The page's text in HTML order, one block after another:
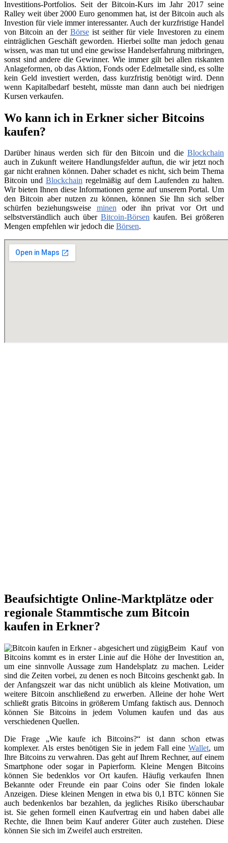
Investitions-Portfolios. Seit der Bitcoin-Kurs im Jahr 2017 seine
Ralley weit über 2000 Euro genommen hat, ist der Bitcoin auch als
Investion für viele immer interessanter. Auch der kurzfristige Handel
von Bitcoin an der Börseist seither für viele Investoren zu einem
einträglichen Geschäft geworden. Hierbei sollte man jedoch genau
wissen, was man tut und eine gewisse Handelserfahrung mitbringen,
sonst sind andere die Gewinner. Wie immer gilt bei allen riskanten
Anlageformen, ob das Aktion, Fonds oder Edelmetalle sind, es sollte
kein Geld investiert werden, dass kurzfristig benötigt wird. Denn
wenn Kapitalbedarf besteht, müsste man dann auch bei niedrigen
Kursen verkaufen.
Wo kann ich in Erkner sicher Bitcoins
kaufen?
Darüber hinaus werden sich für den Bitcoin und die Blockchain
auch in Zukunft weitere Handlungsfelder auftun, die wir jetzt noch
gar nicht erahnen können. Daher schadet es nicht, sich beim Thema
Bitcoin und Blockchain regelmäßig auf dem Laufenden zu halten.
Wir bieten Ihnen diese Informationen gerne auf unserem Portal. Um
den Bitcoin aber nutzen zu können, können Sie Ihn sich selber
schürfen beziehungsweise minenoder ihn privat vor Ort und
selbstverständlich auch über Bitcoin-Börsen kaufen. Bei größeren
Mengen empfehlen wir jedoch die Börsen.
Beaufsichtigte Online-Marktplätze oder
regionale Stammtische zum Bitcoin
kaufen in Erkner?
Beim Kauf von
Bitcoins kommt es in erster Linie auf die Höhe der Investition an,
um eine sinnvolle Aussage zum Handelsplatz zu machen. Leider
sind die Zeiten vorbei, zu denen es noch Bitcoins geschenkt gab. In
der Anfangszeit war das nicht unüblich als kleine Motivation, um
weitere Bitcoin anschließend zu erwerben. Alleine der hohe Wert
schließt gratis Bitcoins in größerem Umfang faktisch aus. Dennoch
können Sie Bitcoins in jedem Volumen kaufen und das aus
verschiedenen Quellen.
Die Frage „Wie kaufe ich Bitcoins?“ ist dann schon etwas
komplexer. Als erstes benötigen Sie in jedem Fall eine Wallet, um
Ihre Bitcoins zu verwahren. Das geht auf Ihrem Rechner, auf einem
Smartphone oder sogar in Papierform. Kleine Mengen Bitcoins
können Sie bedenklos vor Ort kaufen. Häufig verkaufen Ihnen
Bekannte oder Freunde ein paar Coins oder Sie finden lokale
Anzeigen. Diese kleinen Mengen in etwa bis 0,1 BTC können Sie
auch bedenkenlos bar bezahlen, da jegliches Risiko überschaubar
ist. Sie gehen formell einen Kaufvertrag ein und haben dabei alle
Rechte, die Ihnen beim Kauf anderer Güter auch zustehen. Diese
können Sie sich im Zweifel auch erstreiten.